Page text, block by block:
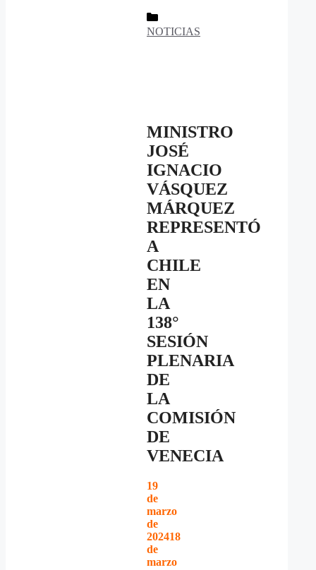
Categorías
NOTICIAS
MINISTRO
JOSÉ
IGNACIO
VÁSQUEZ
MÁRQUEZ
REPRESENTÓ
A
CHILE
EN
LA
138°
SESIÓN
PLENARIA
DE
LA
COMISIÓN
DE
VENECIA
19
de
marzo
de
202418
de
marzo